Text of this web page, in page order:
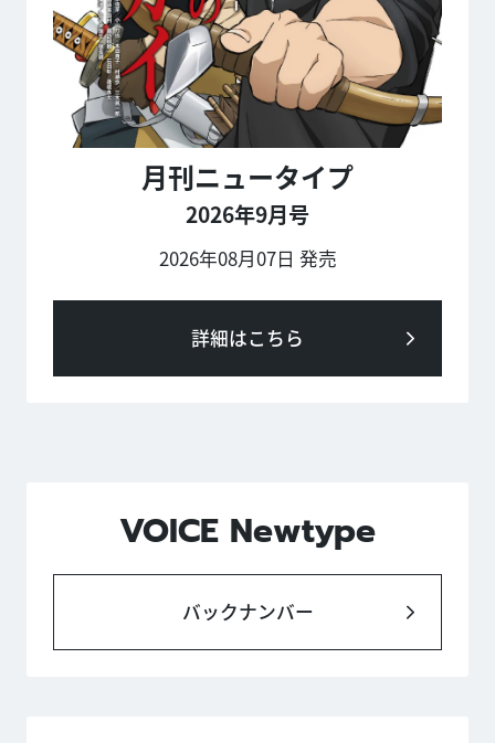
月刊ニュータイプ
2026年9月号
2026年08月07日 発売
詳細はこちら
VOICE Newtype
バックナンバー